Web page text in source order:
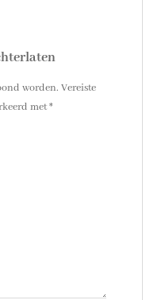
worden. Vereiste
met*